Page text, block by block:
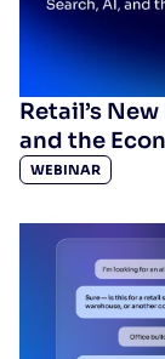
Retail’s
and the
WEBINAR